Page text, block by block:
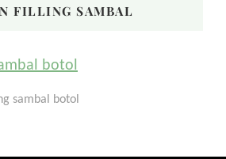
FILLING SAMBAL
sambal botol